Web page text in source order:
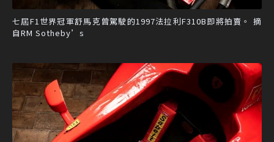
七屆F1世界冠軍舒馬克曾駕駛的1997法拉利F310B即將拍賣。 摘
自RM Sotheby’s